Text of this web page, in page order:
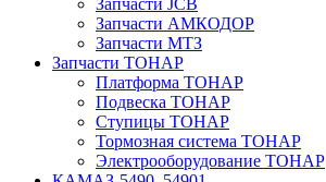
Запчасти JCB
Запчасти АМКОДОР
Запчасти МТЗ
Запчасти ТОНАР
Платформа ТОНАР
Подвеска ТОНАР
Ступицы ТОНАР
Тормозная система ТОНАР
Электрооборудование ТОНАР